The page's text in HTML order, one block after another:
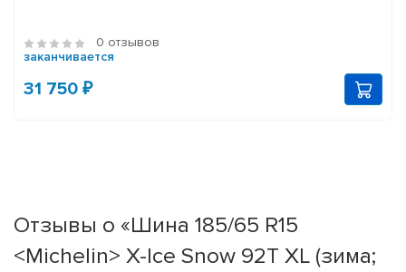
0 отзывов
заканчивается
31 750 ₽
Отзывы о «Шина 185/65 R15
<Michelin> X-Ice Snow 92T XL (зима;